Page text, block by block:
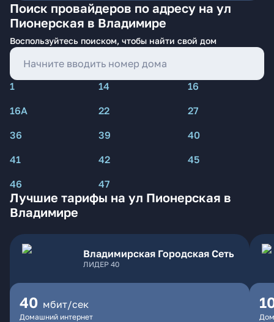
Поиск провайдеров по адресу на ул
Пионерская в Владимире
Воспользуйтесь поиском, чтобы найти свой дом
1 14
16
16А
22
27
36
39
40
41
42
45
46
47
Лучшие тарифы на ул Пионерская в
Владимире
Владимирская Городская Сеть
ЛИДЕР 40
40 мбит/сек
Домашний интернет